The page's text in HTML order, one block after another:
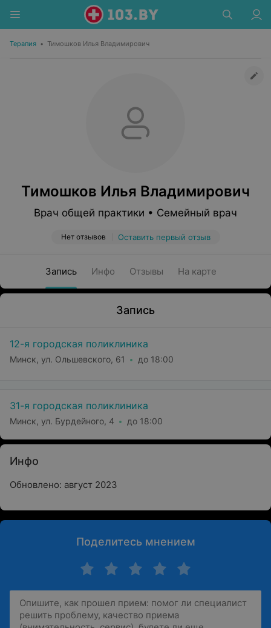
Терапия • Тимошков Илья Владимирович
Тимошков Илья Владимирович
Врач общей практики • Семейный врач
Нет отзывов Оставить первый отзыв
Запись Инфо Отзывы На карте
Запись
12-я городская поликлиника
Минск, ул. Ольшевского, 61 до 18:00
31-я городская поликлиника
Минск, ул. Бурдейного, 4 до 18:00
Инфо
Обновлено: август 2023
Поделитесь мнением